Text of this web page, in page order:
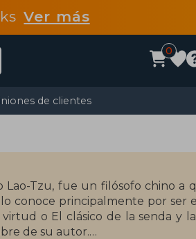
Ver más
0
de clientes
Lao-Tzu, fue un filósofo chino a
conoce principalmente por ser
o El clásico de la senda y
de su autor.